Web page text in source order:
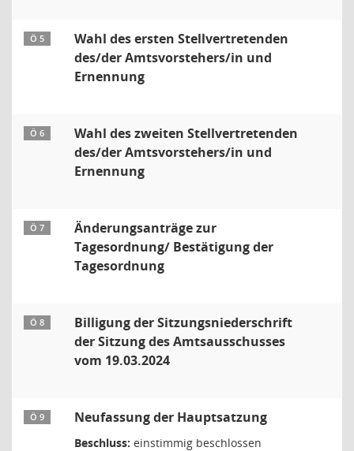
Ö 5
Wahl des ersten Stellvertretenden
des/der Amtsvorstehers/in und
Ernennung
Ö 6
Wahl des zweiten Stellvertretenden
des/der Amtsvorstehers/in und
Ernennung
Ö 7
Änderungsanträge zur
Tagesordnung/ Bestätigung der
Tagesordnung
Ö 8
Billigung der Sitzungsniederschrift
der Sitzung des Amtsausschusses
vom 19.03.2024
Ö 9 Neufassung der Hauptsatzung
Beschluss: einstimmig beschlossen